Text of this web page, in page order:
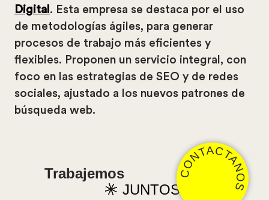
Digital . Esta empresa se destaca por el uso
de metodologías ágiles, para generar
procesos de trabajo más eficientes y
flexibles. Proponen un servicio integral, con
foco en las estrategias de SEO y de redes
sociales, ajustado a los nuevos patrones de
búsqueda web.
Trabajemos
JUNTOSCONTACTANOS